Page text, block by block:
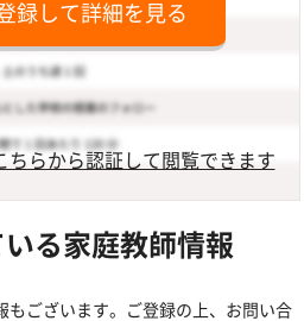
録して詳細を見る
ちらから認証して閲覧できます
る家庭教師情報
もございます。ご登録の上、お問い合